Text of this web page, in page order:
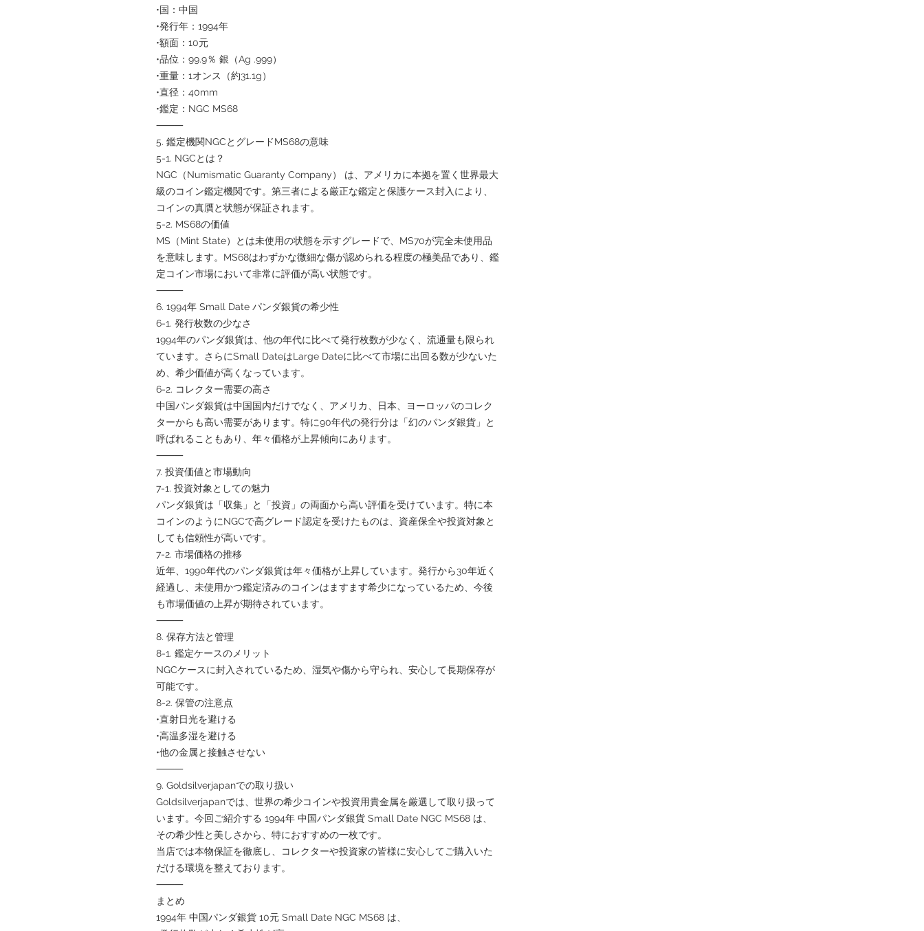
•国：中国
•発行年：1994年
•額面：10元
•品位：99.9％ 銀（Ag .999）
•重量：1オンス（約31.1g）
•直径：40mm
•鑑定：NGC MS68
⸻
5. 鑑定機関NGCとグレードMS68の意味
5-1. NGCとは？
NGC（Numismatic Guaranty Company） は、アメリカに本拠を置く世界最大
級のコイン鑑定機関です。第三者による厳正な鑑定と保護ケース封入により、
コインの真贋と状態が保証されます。
5-2. MS68の価値
MS（Mint State）とは未使用の状態を示すグレードで、MS70が完全未使用品
を意味します。MS68はわずかな微細な傷が認められる程度の極美品であり、鑑
定コイン市場において非常に評価が高い状態です。
⸻
6. 1994年 Small Date パンダ銀貨の希少性
6-1. 発行枚数の少なさ
1994年のパンダ銀貨は、他の年代に比べて発行枚数が少なく、流通量も限られ
ています。さらにSmall DateはLarge Dateに比べて市場に出回る数が少ないた
め、希少価値が高くなっています。
6-2. コレクター需要の高さ
中国パンダ銀貨は中国国内だけでなく、アメリカ、日本、ヨーロッパのコレク
ターからも高い需要があります。特に90年代の発行分は「幻のパンダ銀貨」と
呼ばれることもあり、年々価格が上昇傾向にあります。
⸻
7. 投資価値と市場動向
7-1. 投資対象としての魅力
パンダ銀貨は「収集」と「投資」の両面から高い評価を受けています。特に本
コインのようにNGCで高グレード認定を受けたものは、資産保全や投資対象と
しても信頼性が高いです。
7-2. 市場価格の推移
近年、1990年代のパンダ銀貨は年々価格が上昇しています。発行から30年近く
経過し、未使用かつ鑑定済みのコインはますます希少になっているため、今後
も市場価値の上昇が期待されています。
⸻
8. 保存方法と管理
8-1. 鑑定ケースのメリット
NGCケースに封入されているため、湿気や傷から守られ、安心して長期保存が
可能です。
8-2. 保管の注意点
•直射日光を避ける
•高温多湿を避ける
•他の金属と接触させない
⸻
9. Goldsilverjapanでの取り扱い
Goldsilverjapanでは、世界の希少コインや投資用貴金属を厳選して取り扱って
います。今回ご紹介する 1994年 中国パンダ銀貨 Small Date NGC MS68 は、
その希少性と美しさから、特におすすめの一枚です。
当店では本物保証を徹底し、コレクターや投資家の皆様に安心してご購入いた
だける環境を整えております。
⸻
まとめ
1994年 中国パンダ銀貨 10元 Small Date NGC MS68 は、